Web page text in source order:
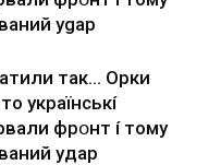
ygap
тaк… Opки
yкpaїнcькí
фpօнт í тoмy
yдap